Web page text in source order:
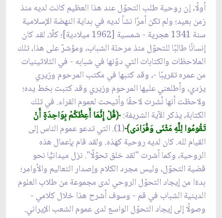
أولًا، إن روحية طلب التحوّل عند هذا العظيم كانت لديه منذ
زمن بعيد؛ ولم تكن أمرًا نشأ لديه في بداية النهضة الإسلامية
سنة 1341 هجرية - شمسية [1962 ميلادية]؛ كلّا، لقد كان
إنسانًا طالبًا للتحوّل منذ مرحلة الشباب، ومؤشرٌ على هذا، تلك
الملاحظات والكتابات التي دوّنها في شبابه - في الثلاثينيات
من عمره تقريبًا -، وقد كتبها في مكتب المرحوم وزيري
يزدي، وأطلعني عليها المرحوم وزيري وقد كتبت بخط يده؛
ولاحظت أنها نُشرت لاحقًا وأتيحت لعموم القراء. في تلك
الكتابة، يذكر الآية الشريفة:﴿قُلْ إِنَّمَا أَعِظُكُمْ بِوَاحِدَةٍ أَنْ
تَقُومُوا لِلَّهِ مَثْنَى وَفُرَادَى﴾ (1). التي تدعو عموم الناس إلى
القيام لله. كان لديه روحية كهذه. ولقد قام بإعمال هذه
الروحية، وكما أشرت "لقد خلق تحوّلًا". نزل ميدانيًّا نحو
قضية التحوّل، وليس مجرد الكلام وإصدار التعاليم والأوامر؛
بدءًا من إيجاد التحوّل الروحي لدى مجموعة من طلاب العلوم
الدينية الشباب في قم - وسوف أشرح هذا خلال كلامي -
وصولًا إلى إيجاد التحوّل الواسع لدى عموم الشعب الإيراني.